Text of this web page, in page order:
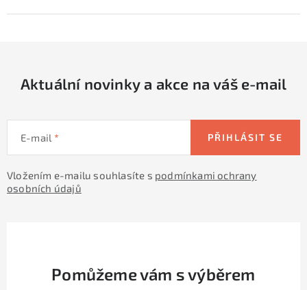
Aktuální novinky a akce na váš e-mail
E-mail
Vložením e-mailu souhlasíte s podmínkami ochrany
osobních údajů
PŘIHLÁSIT SE
Pomůžeme vám s výběrem